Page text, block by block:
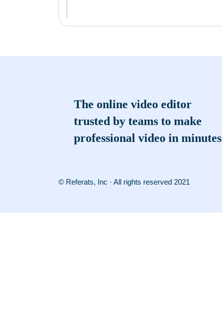
The online video editor
trusted by teams to make
professional video in minutes
© Referats, Inc · All rights reserved 2021